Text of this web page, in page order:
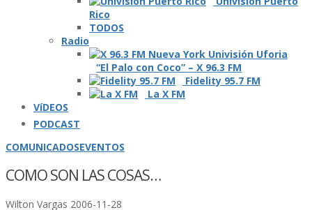
Rico
TODOS
Radio
“El Palo con Coco” – X 96.3 FM
Fidelity 95.7 FM
La X FM
VíDEOS
PODCAST
COMUNICADOSEVENTOS
COMO SON LAS COSAS…
Wilton Vargas 2006-11-28